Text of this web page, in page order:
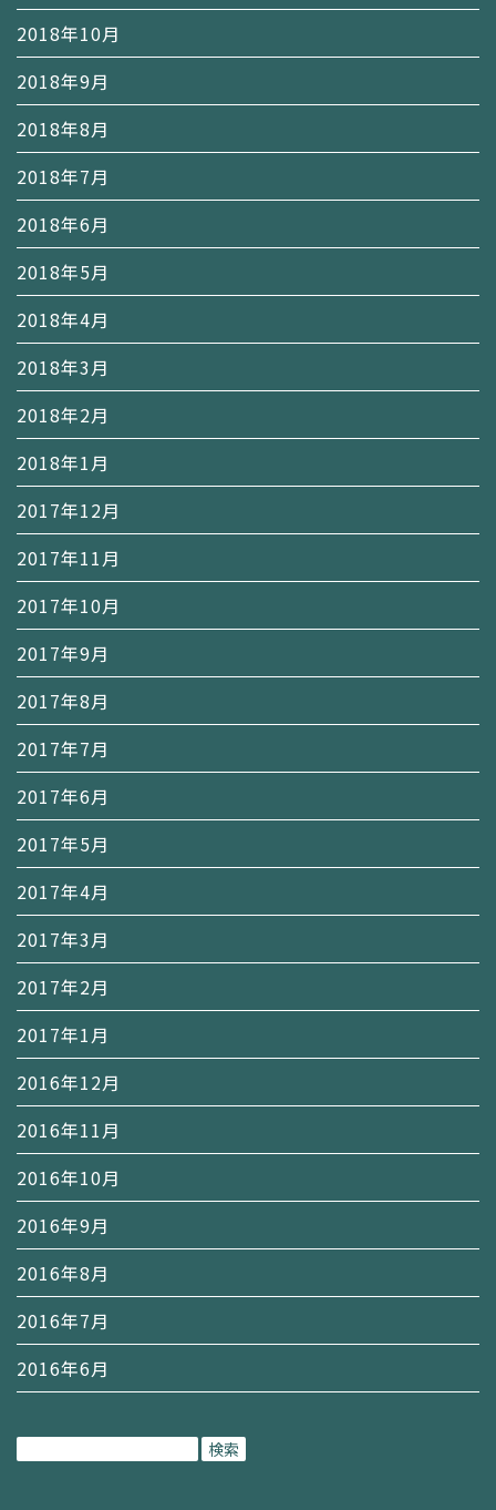
2018年10月
2018年9月
2018年8月
2018年7月
2018年6月
2018年5月
2018年4月
2018年3月
2018年2月
2018年1月
2017年12月
2017年11月
2017年10月
2017年9月
2017年8月
2017年7月
2017年6月
2017年5月
2017年4月
2017年3月
2017年2月
2017年1月
2016年12月
2016年11月
2016年10月
2016年9月
2016年8月
2016年7月
2016年6月
検
索: